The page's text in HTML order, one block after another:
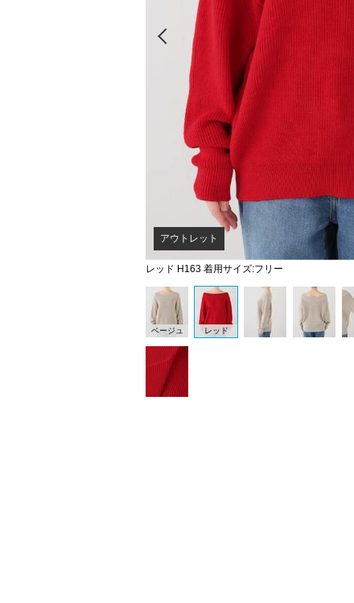
レッド H163 着用サイズ:フリー
Prev
アウトレット
ベージュ レッド